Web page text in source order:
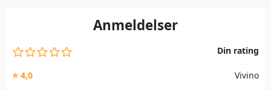
Anmeldelser
Din rating
⭐ 4,0
Vivino